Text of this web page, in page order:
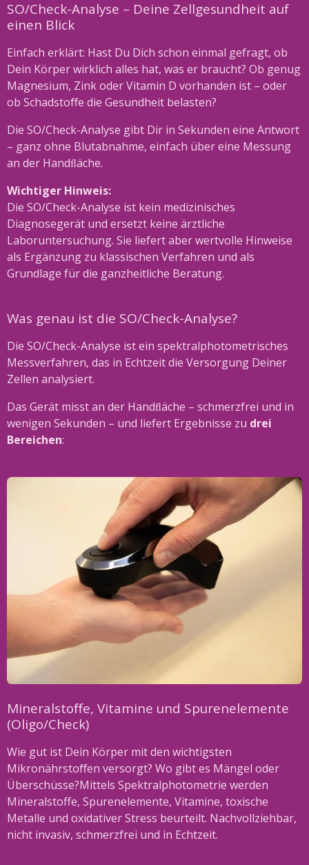
SO/Check-Analyse – Deine Zellgesundheit auf
einen Blick
Einfach erklärt: Hast Du Dich schon einmal gefragt, ob
Dein Körper wirklich alles hat, was er braucht? Ob genug
Magnesium, Zink oder Vitamin D vorhanden ist – oder
ob Schadstoﬀe die Gesundheit belasten?
Die SO/Check-Analyse gibt Dir in Sekunden eine Antwort
– ganz ohne Blutabnahme, einfach über eine Messung
an der Handﬂäche.
Wichtiger Hinweis:
Die SO/Check-Analyse ist kein medizinisches
Diagnosegerät und ersetzt keine ärztliche
Laboruntersuchung. Sie liefert aber wertvolle Hinweise
als Ergänzung zu klassischen Verfahren und als
Grundlage für die ganzheitliche Beratung.
Was genau ist die SO/Check-Analyse?
Die SO/Check-Analyse ist ein spektralphotometrisches
Messverfahren, das in Echtzeit die Versorgung Deiner
Zellen analysiert.
Das Gerät misst an der Handﬂäche – schmerzfrei und in
wenigen Sekunden – und liefert Ergebnisse zu drei
Bereichen:
Mineralstoﬀe, Vitamine und Spurenelemente
(Oligo/Check)
Wie gut ist Dein Körper mit den wichtigsten
Mikronährstoﬀen versorgt? Wo gibt es Mängel oder
Überschüsse?Mittels Spektralphotometrie werden
Mineralstoffe, Spurenelemente, Vitamine, toxische
Metalle und oxidativer Stress beurteilt. Nachvollziehbar,
nicht invasiv, schmerzfrei und in Echtzeit.